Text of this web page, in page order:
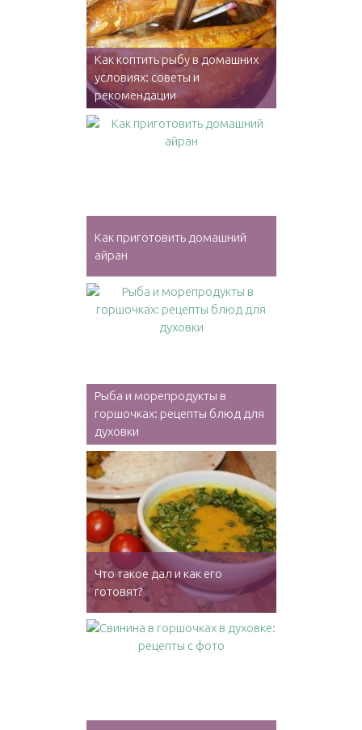
Как коптить рыбу в домашних
условиях: советы и
рекомендации
Как приготовить домашний
айран
Рыба и морепродукты в
горшочках: рецепты блюд для
духовки
Что такое дал и как его
готовят?